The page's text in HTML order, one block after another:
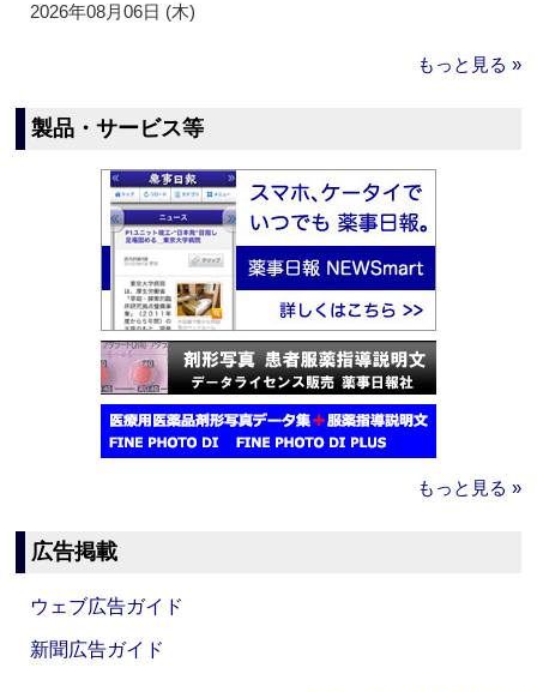
2026年08月06日 (木)
もっと見る »
製品・サービス等
もっと見る »
広告掲載
ウェブ広告ガイド
新聞広告ガイド